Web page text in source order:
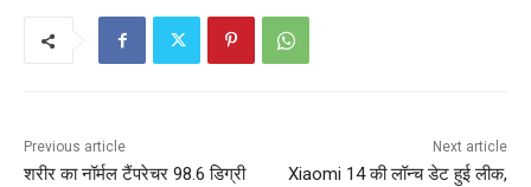
Previous article
शरीर का नॉर्मल टैंपरेचर 98.6 डिग्री
Next article
Xiaomi 14 की लॉन्च डेट हुई लीक,